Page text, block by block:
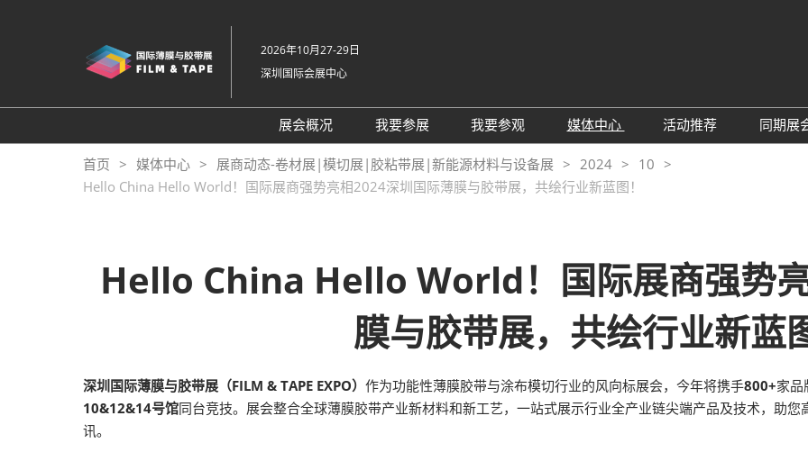
跳
转
容
2026年10月27-29日
深圳国际会展中心
한
展会概况
展会概况
展品范围
关于主办方
包容性和多元化
常见问题解答
展馆平面图
2026越南国际薄膜与胶带展
我要参展
展位预定
展商评语
重点观众
为何参展
商贸配对
我要参观
参观预登记
特邀贵宾
展商说
组团参观
RX Connect 励展通
媒体中心
行业新闻
展会新闻
订阅电邮
活动推荐
同期展
国
览
首页 媒体中心 展商动态-卷材展|模切展|胶粘带展|新能源材料与设备展 2024
10
Hello China Hello World！国际展商强势亮相2024深圳国际薄膜与胶带展，共绘行业新蓝图！
Hello China Hello World！国际展商强势
膜与胶带展，共绘行业新蓝
深圳国际薄膜与胶带展（FILM & TAPE EXPO） 作为功能性薄膜胶带与涂布模切行业的风向标展会，今年将携手800+家品
10&12&14号馆同台竞技。展会整合全球薄膜胶带产业新材料和新工艺，一站式展示行业全产业链尖端产品及技术，助
讯。